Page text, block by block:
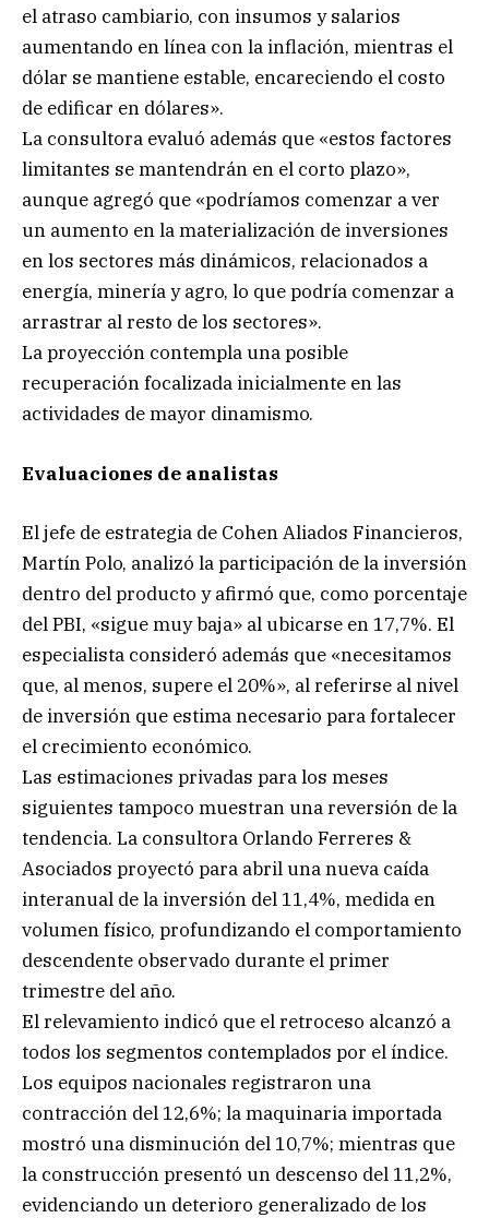
el atraso cambiario, con insumos y salarios
aumentando en línea con la inflación, mientras el
dólar se mantiene estable, encareciendo el costo
de edificar en dólares».
La consultora evaluó además que «estos factores
limitantes se mantendrán en el corto plazo»,
aunque agregó que «podríamos comenzar a ver
un aumento en la materialización de inversiones
en los sectores más dinámicos, relacionados a
energía, minería y agro, lo que podría comenzar a
arrastrar al resto de los sectores».
La proyección contempla una posible
recuperación focalizada inicialmente en las
actividades de mayor dinamismo.
Evaluaciones de analistas
El jefe de estrategia de Cohen Aliados Financieros,
Martín Polo, analizó la participación de la inversión
dentro del producto y afirmó que, como porcentaje
del PBI, «sigue muy baja» al ubicarse en 17,7%. El
especialista consideró además que «necesitamos
que, al menos, supere el 20%», al referirse al nivel
de inversión que estima necesario para fortalecer
el crecimiento económico.
Las estimaciones privadas para los meses
siguientes tampoco muestran una reversión de la
tendencia. La consultora Orlando Ferreres &
Asociados proyectó para abril una nueva caída
interanual de la inversión del 11,4%, medida en
volumen físico, profundizando el comportamiento
descendente observado durante el primer
trimestre del año.
El relevamiento indicó que el retroceso alcanzó a
todos los segmentos contemplados por el índice.
Los equipos nacionales registraron una
contracción del 12,6%; la maquinaria importada
mostró una disminución del 10,7%; mientras que
la construcción presentó un descenso del 11,2%,
evidenciando un deterioro generalizado de los